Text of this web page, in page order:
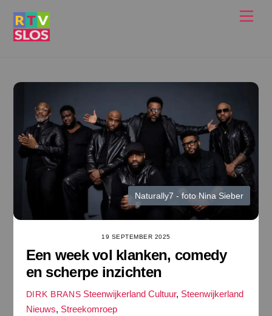
Naturally7 - foto Nina Sieber
19 SEPTEMBER 2025
Een week vol klanken, comedy
en scherpe inzichten
DIRK BRANS Steenwijkerland Cultuur, Steenwijkerland
Nieuws, Streekomroep